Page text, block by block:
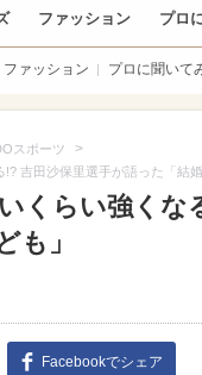
ファッション プロ
ファッション プロに聞いて
スポーツ >
吉田沙保里選手が語った「結婚
くらい強くな
も」
Facebookでシェア